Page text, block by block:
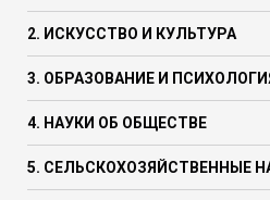
2. ИСКУССТВО И КУЛЬТУРА
3. ОБРАЗОВАНИЕ И
4. НАУКИ ОБ ОБЩЕСТВЕ
5. СЕЛЬСКОХОЗЯЙСТВЕННЫЕ